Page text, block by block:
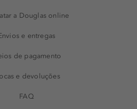
a Douglas online
e entregas
de pagamento
e devoluções
FAQ